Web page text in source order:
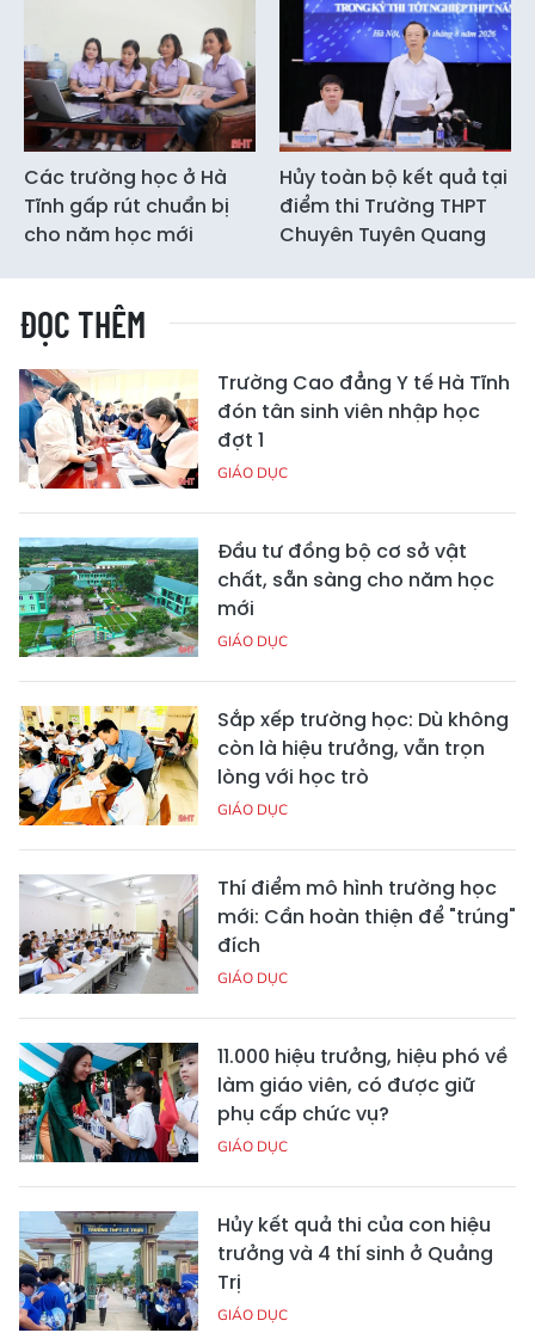
Các trường học ở Hà
Tĩnh gấp rút chuẩn bị
cho năm học mới
Hủy toàn bộ kết quả tại
điểm thi Trường THPT
Chuyên Tuyên Quang
ĐỌC THÊM
Trường Cao đẳng Y tế Hà Tĩnh
đón tân sinh viên nhập học
đợt 1
GIÁO DỤC
Đầu tư đồng bộ cơ sở vật
chất, sẵn sàng cho năm học
mới
GIÁO DỤC
Sắp xếp trường học: Dù không
còn là hiệu trưởng, vẫn trọn
lòng với học trò
GIÁO DỤC
Thí điểm mô hình trường học
mới: Cần hoàn thiện để "trúng"
đích
GIÁO DỤC
11.000 hiệu trưởng, hiệu phó về
làm giáo viên, có được giữ
phụ cấp chức vụ?
GIÁO DỤC
Hủy kết quả thi của con hiệu
trưởng và 4 thí sinh ở Quảng
Trị
GIÁO DỤC